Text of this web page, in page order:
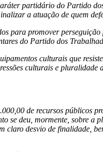
partidário do Partido
a atuação de quem
para promover
do Partido dos
culturais que
culturais e pluralidade
de recursos públicos
se deu, mormente, sobre a
claro desvio de finalidade,